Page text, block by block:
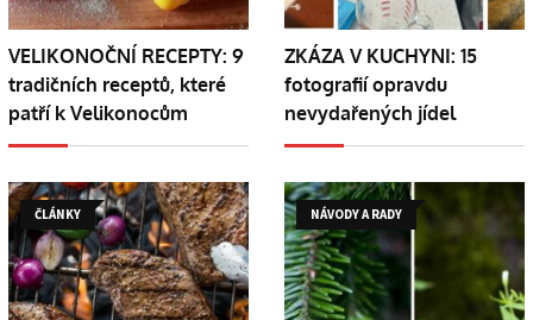
VELIKONOČNÍ RECEPTY: 9
tradičních receptů, které
patří k Velikonocům
ZKÁZA V KUCHYNI: 15
fotografií opravdu
nevydařených jídel
ČLÁNKY NÁVODY A RADY